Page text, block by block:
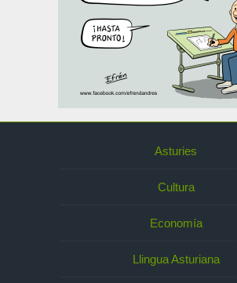
Asturies
Cultura
Economía
Llingua Asturiana